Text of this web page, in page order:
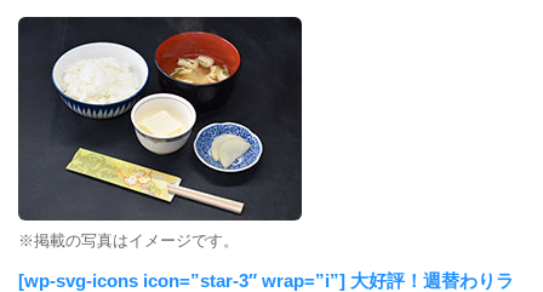
※掲載の写真はイメージです。
[wp-svg-icons icon=”star-3″ wrap=”i”] 大好評！週替わりラ